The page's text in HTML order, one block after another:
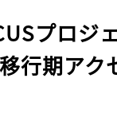
プロジ
行期アク